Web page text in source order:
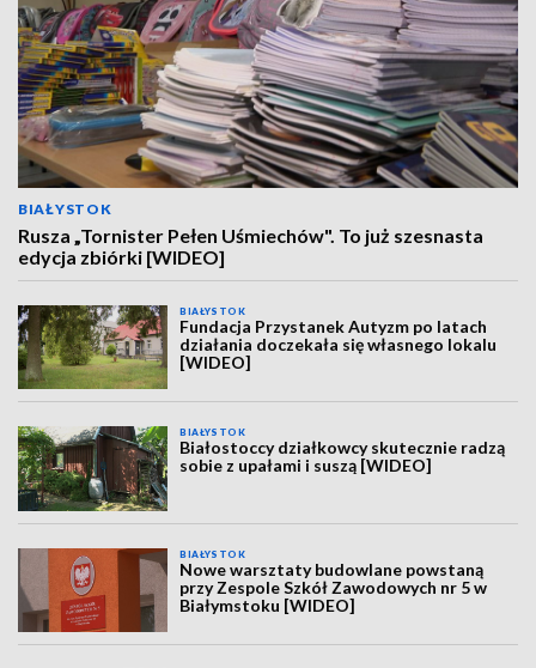
BIAŁYSTOK
Rusza „Tornister Pełen Uśmiechów". To już szesnasta
edycja zbiórki [WIDEO]
BIAŁYSTOK
Fundacja Przystanek Autyzm po latach
działania doczekała się własnego lokalu
[WIDEO]
BIAŁYSTOK
Białostoccy działkowcy skutecznie radzą
sobie z upałami i suszą [WIDEO]
BIAŁYSTOK
Nowe warsztaty budowlane powstaną
przy Zespole Szkół Zawodowych nr 5 w
Białymstoku [WIDEO]